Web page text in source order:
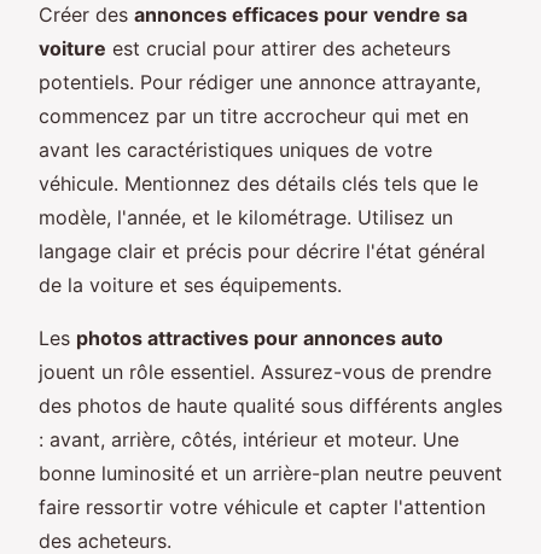
Créer des annonces efficaces pour vendre sa
voiture est crucial pour attirer des acheteurs
potentiels. Pour rédiger une annonce attrayante,
commencez par un titre accrocheur qui met en
avant les caractéristiques uniques de votre
véhicule. Mentionnez des détails clés tels que le
modèle, l'année, et le kilométrage. Utilisez un
langage clair et précis pour décrire l'état général
de la voiture et ses équipements.
Les photos attractives pour annonces auto
jouent un rôle essentiel. Assurez-vous de prendre
des photos de haute qualité sous différents angles
: avant, arrière, côtés, intérieur et moteur. Une
bonne luminosité et un arrière-plan neutre peuvent
faire ressortir votre véhicule et capter l'attention
des acheteurs.